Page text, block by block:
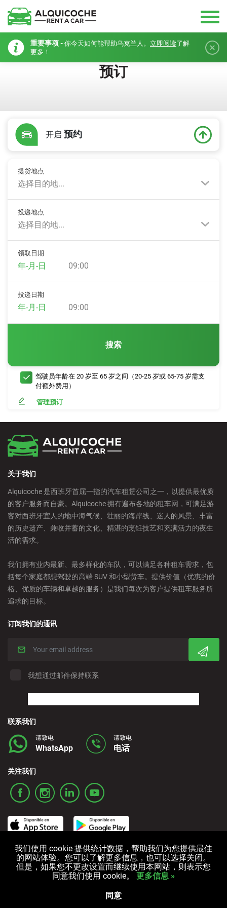
重要事项 - 你今天如何能帮助乌克兰人。 立即阅读了解
更多！
预订
开启 预约
提货地点
选择目的地...
投递地点
选择目的地...
领取日期
09:00
投递日期
09:00
搜索
驾驶员年龄在 20 岁至 65 岁之间（20-25 岁或 65-75 岁需支
付额外费用）
管理预订
关于我们
Alquicoche 是西班牙首屈一指的汽车租赁公司之一，以提供最优质
的客户服务而自豪。Alquicoche 拥有遍布各地的租车网，可满足游
客对西班牙宜人的地中海气候、壮丽的海岸线、迷人的风景、丰富
的历史遗产、兼收并蓄的文化、精湛的烹饪技艺和充满活力的夜生
活的需求。
我们拥有业内最新、最多样化的车队，可以满足各种租车需求，包
括每个家庭都想驾驶的高端 SUV 和小型货车。提供价值（优惠的价
格、优质的车辆和卓越的服务）是我们每次为客户提供租车服务所
追求的目标。
订阅我们的通讯
我想通过邮件保持联系
联系我们
请致电
WhatsApp
请致电
电话
关注我们
条款和条件 隐私政策 Cookies政策
All rights reserved © 2006-2025 Alquicoche Rent a Car
我们使用 cookie 提供统计数据，帮助我们为您提供最佳
的网站体验。您可以了解更多信息，也可以选择关闭。
但是，如果您不更改设置而继续使用本网站，则表示您
同意我们使用 cookie。
更多信息 »
同意